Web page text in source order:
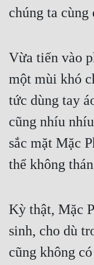
chúng ta cùng
Vừa tiến vào
một mùi khó
tức dùng tay
cũng nhíu
sắc mặt Mặc
thể không
Kỳ thật, Mặc
sinh, cho dù
cũng không